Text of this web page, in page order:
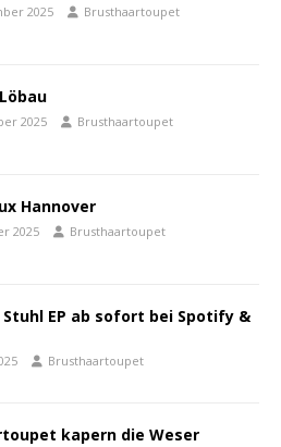
2025 Brusthaartoupet
2025 Brusthaartoupet
Hannover
2025 Brusthaartoupet
EP ab sofort bei Spotify &
Brusthaartoupet
kapern die Weser